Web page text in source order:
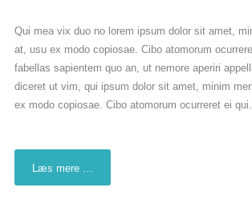
Events
Medlemmer & tilbud
Nyttige links
Qui mea vix duo no lorem ipsum dolor sit amet,
at, usu ex modo copiosae. Cibo atomorum
fabellas sapientem quo an, ut nemore aperiri
diceret ut vim, qui ipsum dolor sit amet, minim
ex modo copiosae. Cibo atomorum ocurreret ei qui.
Læs mere …